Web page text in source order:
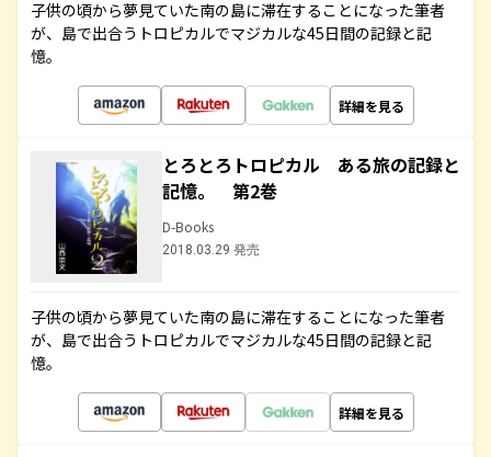
子供の頃から夢見ていた南の島に滞在することになった筆者
が、島で出合うトロピカルでマジカルな45日間の記録と記
憶。
詳細を見る
とろとろトロピカル ある旅の記録と
記憶。 第2巻
D-Books
2018.03.29 発売
子供の頃から夢見ていた南の島に滞在することになった筆者
が、島で出合うトロピカルでマジカルな45日間の記録と記
憶。
詳細を見る